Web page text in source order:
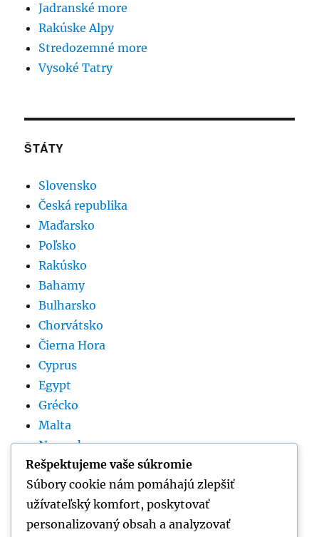
Jadranské more
Rakúske Alpy
Stredozemné more
Vysoké Tatry
ŠTÁTY
Slovensko
Česká republika
Maďarsko
Poľsko
Rakúsko
Bahamy
Bulharsko
Chorvátsko
Čierna Hora
Cyprus
Egypt
Grécko
Malta
Nemecko
Rumunsko
Slovinsko
Španielsko
Srbsko
Rešpektujeme vaše súkromie
Súbory cookie nám pomáhajú zlepšiť
užívateľský komfort, poskytovať
personalizovaný obsah a analyzovať